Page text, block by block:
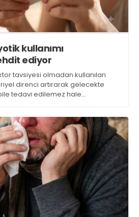
kullanımı
ediyor
tavsiyesi olmadan kullanılan
direnci artırarak gelecekte
tedavi edilemez hale